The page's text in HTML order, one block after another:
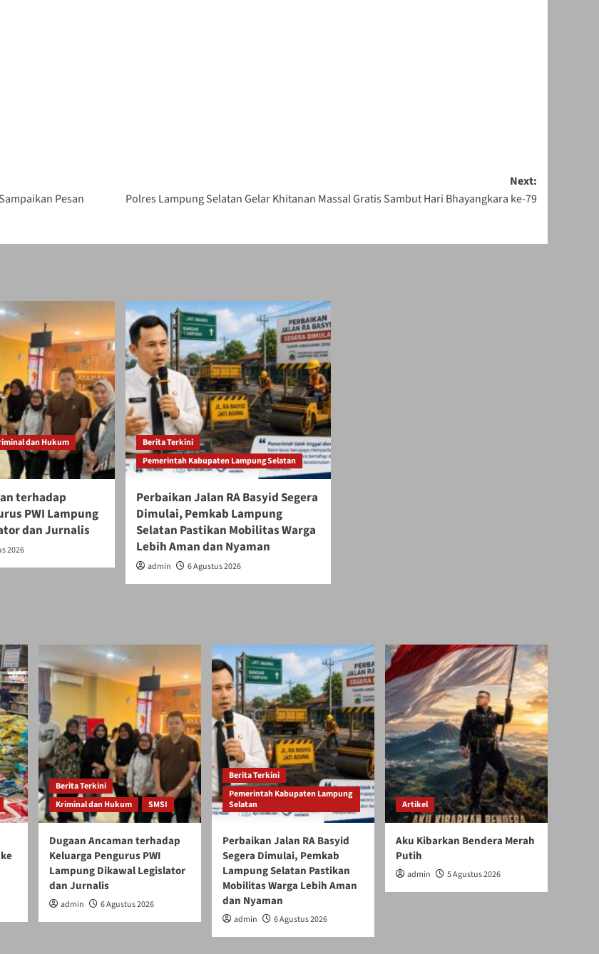
Pesan
Next:
Polres Lampung Selatan Gelar Khitanan Massal Gratis Sambut Hari Bhayangkara ke-79
dan Hukum
terhadap
PWI Lampung
dan Jurnalis
2026
Berita Terkini
Pemerintah Kabupaten Lampung Selatan
Perbaikan Jalan RA Basyid Segera
Dimulai, Pemkab Lampung
Selatan Pastikan Mobilitas Warga
Lebih Aman dan Nyaman
admin 6 Agustus 2026
Berita Terkini
Kriminal dan Hukum
SMSI
Dugaan Ancaman terhadap
Keluarga Pengurus PWI
Lampung Dikawal Legislator
dan Jurnalis
admin 6 Agustus 2026
Berita Terkini
Pemerintah Kabupaten Lampung
Selatan
Perbaikan Jalan RA Basyid
Segera Dimulai, Pemkab
Lampung Selatan Pastikan
Mobilitas Warga Lebih Aman
dan Nyaman
admin 6 Agustus 2026
Artikel
Aku Kibarkan Bendera Merah
Putih
admin 5 Agustus 2026